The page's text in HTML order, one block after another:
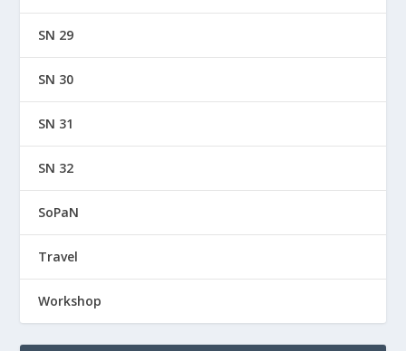
SN 29
SN 30
SN 31
SN 32
SoPaN
Travel
Workshop